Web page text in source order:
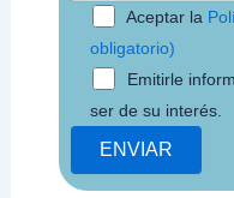
Aceptar la
obligatorio)
Emitirle
ser de su interés.